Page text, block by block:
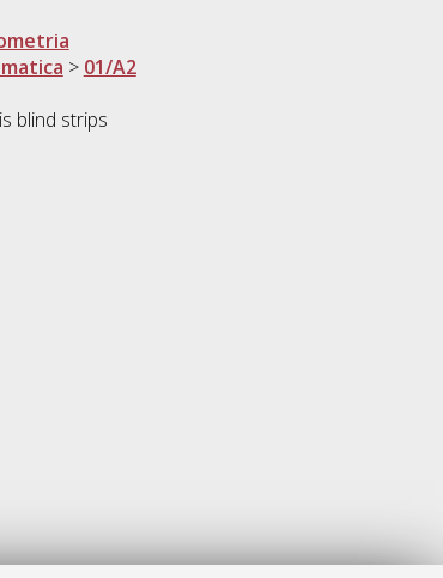
> 01/A2
blind strips